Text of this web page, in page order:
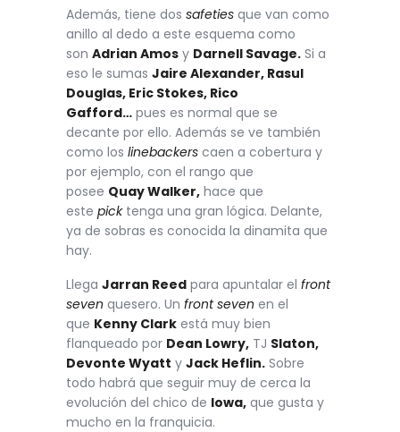
Además, tiene dos safeties que van como
anillo al dedo a este esquema como
son Adrian Amos y Darnell Savage. Si a
eso le sumas Jaire Alexander, Rasul
Douglas, Eric Stokes, Rico
Gafford… pues es normal que se
decante por ello. Además se ve también
como los linebackers caen a cobertura y
por ejemplo, con el rango que
posee Quay Walker, hace que
este picktenga una gran lógica. Delante,
ya de sobras es conocida la dinamita que
hay.
Llega Jarran Reed para apuntalar el front
seven quesero. Un front seven en el
que Kenny Clark está muy bien
flanqueado por Dean Lowry, TJ Slaton,
Devonte Wyatt y Jack Heflin. Sobre
todo habrá que seguir muy de cerca la
evolución del chico de Iowa, que gusta y
mucho en la franquicia.